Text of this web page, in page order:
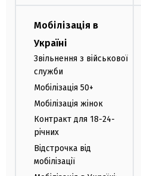
Мобілізація в
Україні
Звільнення з військової
служби
Мобілізація 50+
Мобілізація жінок
Контракт для 18-24-
річних
Відстрочка від
мобілізації